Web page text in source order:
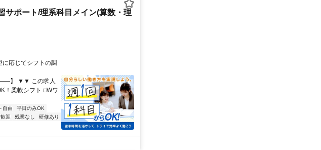
サポート/理系科目メイン(算数・理
応じてシフトの調
――】 ▼▼ この求人
！柔軟シフト □Wワ
自由
平日のみOK
迎 残業なし
研修あり